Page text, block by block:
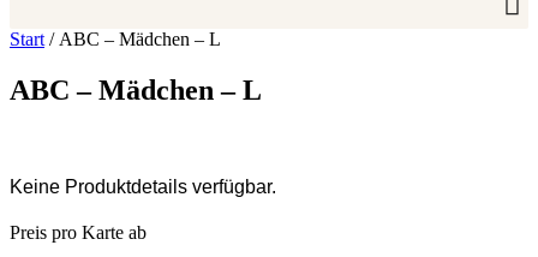
Start / ABC – Mädchen – L
ABC – Mädchen – L
Keine Produktdetails verfügbar.
Preis pro Karte ab